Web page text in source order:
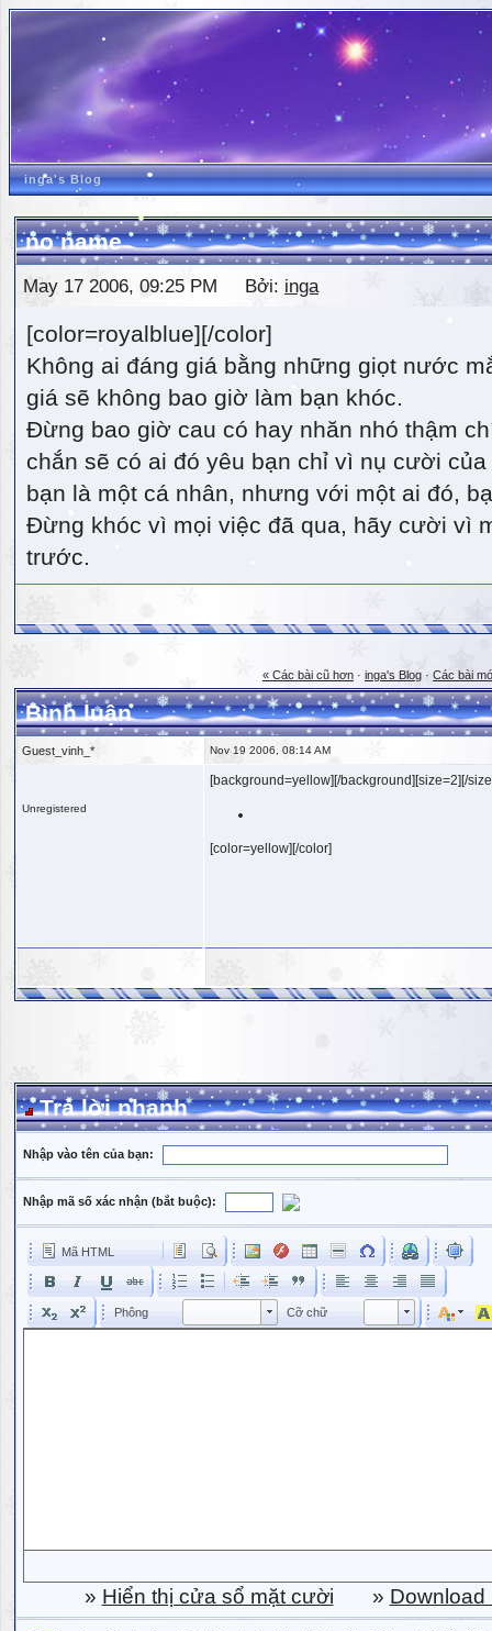
inga's Blog
no name
May 17 2006, 09:25 PM Bởi: inga
[color=royalblue][/color]
Không ai đáng giá bằng những giọt nước
giá sẽ không bao giờ làm bạn khóc.
Đừng bao giờ cau có hay nhăn nhó thậm
chắn sẽ có ai đó yêu bạn chỉ vì nụ cười
bạn là một cá nhân, nhưng với một ai đó,
Đừng khóc vì mọi việc đã qua, hãy cười vì
trước.
« Các bài cũ hơn · inga's Blog · Các bài
Bình luận
Guest_vinh_* Nov 19 2006, 08:14 AM
Unregistered
[background=yellow][/background][size=2][/
[color=yellow][/color]
Trả lời nhanh
Nhập vào tên của bạn:
Nhập mã số xác nhận (bắt buộc):
Mã HTML
Phông Phông Cỡ chữ Kích cỡ phông
» Hiển thị cửa sổ mặt cười » Download